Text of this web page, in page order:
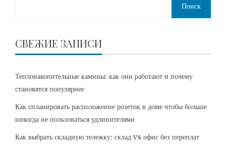
Поиск
СВЕЖИЕ ЗАПИСИ
Теплонакопительные камины: как они работают и почему
становятся популярнее
Как спланировать расположение розеток в доме чтобы больше
никогда не пользоваться удлинителями
Как выбрать складную тележку: склад vs офис без переплат